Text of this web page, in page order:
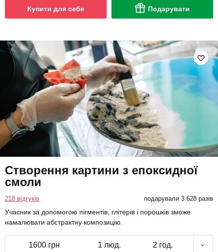
Купити для себе Подарувати
Створення картини з епоксидної
смоли
218 відгуків подарували 3 628 разів
Учасник за допомогою пігментів, глітерів і порошків зможе
намалювати абстрактну композицію.
1600 грн 1 люд. 2 год.